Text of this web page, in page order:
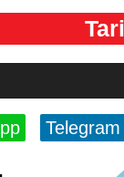
Telegram